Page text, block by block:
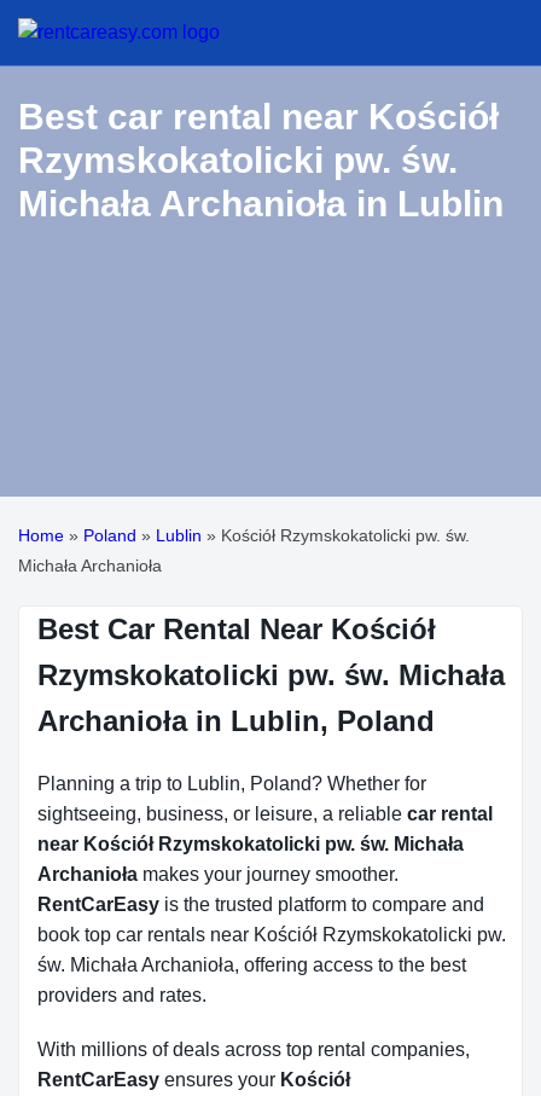
Best car rental near Kościół
Rzymskokatolicki pw. św.
Michała Archanioła in Lublin
Home » Poland » Lublin » Kościół Rzymskokatolicki pw. św.
Michała Archanioła
Best Car Rental Near Kościół
Rzymskokatolicki pw. św. Michała
Archanioła in Lublin, Poland
Planning a trip to Lublin, Poland? Whether for
sightseeing, business, or leisure, a reliable car rental
near Kościół Rzymskokatolicki pw. św. Michała
Archanioła makes your journey smoother.
RentCarEasy is the trusted platform to compare and
book top car rentals near Kościół Rzymskokatolicki pw.
św. Michała Archanioła, offering access to the best
providers and rates.
With millions of deals across top rental companies,
RentCarEasy ensures your Kościół